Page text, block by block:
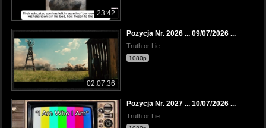
23:42
02:07:36
Pozycja Nr. 2026 ... 09/07/2026 ...
Truth or Lie
1080p
Pozycja Nr. 2027 ... 10/07/2026 ...
Truth or Lie